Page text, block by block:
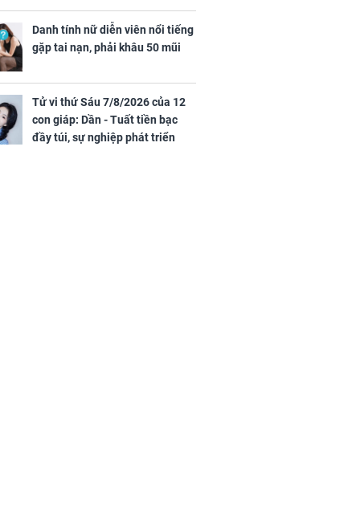
Danh tính nữ diễn viên nổi tiếng
gặp tai nạn, phải khâu 50 mũi
Tử vi thứ Sáu 7/8/2026 của 12
con giáp: Dần - Tuất tiền bạc
đầy túi, sự nghiệp phát triển